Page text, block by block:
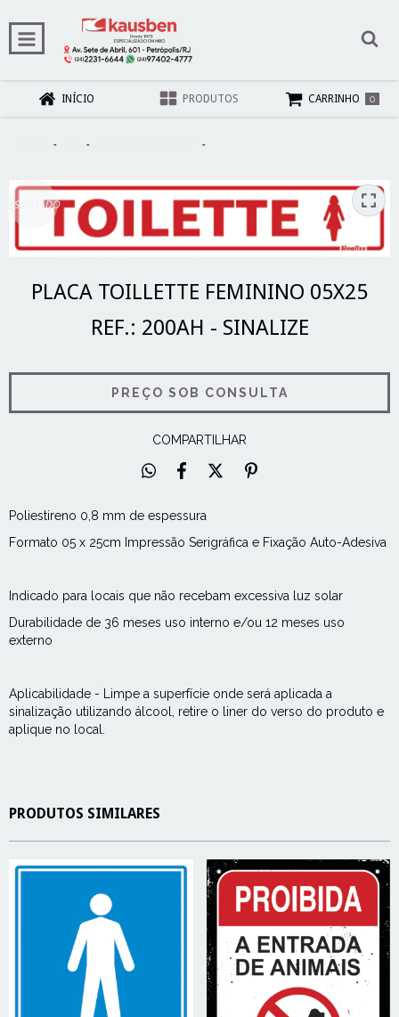
INÍCIO PRODUTOS CARRINHO 0
- - -
ESGOTADO
PLACA TOILLETTE FEMININO 05X25
REF.: 200AH - SINALIZE
COMPARTILHAR
Poliestireno 0,8 mm de espessura
Formato 05 x 25cm Impressão Serigráfica e Fixação Auto-Adesiva
Indicado para locais que não recebam excessiva luz solar
Durabilidade de 36 meses uso interno e/ou 12 meses uso
externo
Aplicabilidade - Limpe a superfície onde será aplicada a
sinalização utilizando álcool, retire o liner do verso do produto e
aplique no local.
PRODUTOS SIMILARES